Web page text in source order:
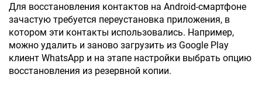
Для восстановления контактов на Android-смартфоне
зачастую требуется переустановка приложения, в
котором эти контакты использовались. Например,
можно удалить и заново загрузить из Google Play
клиент WhatsApp и на этапе настройки выбрать опцию
восстановления из резервной копии.